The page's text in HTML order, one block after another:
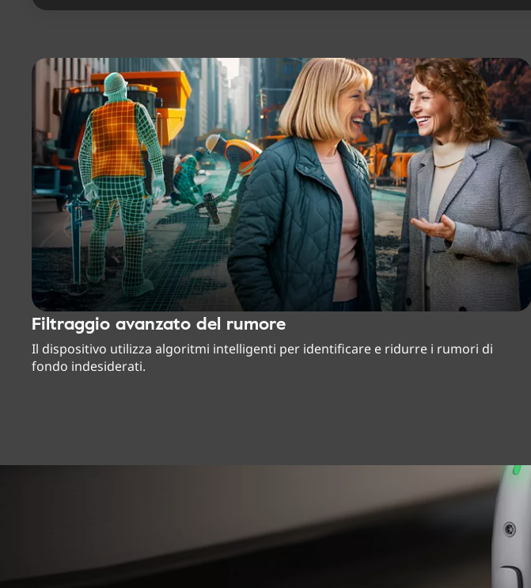
Filtraggio avanzato del rumore
Il dispositivo utilizza algoritmi intelligenti per identificare e ridurre i rumori di
fondo indesiderati.